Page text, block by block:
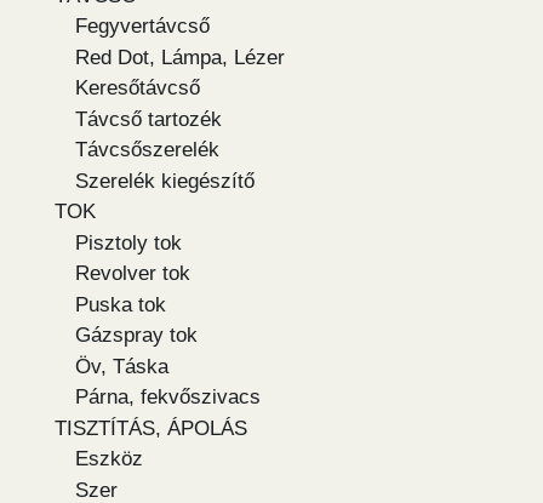
Fegyvertávcső
Red Dot, Lámpa, Lézer
Keresőtávcső
Távcső tartozék
Távcsőszerelék
Szerelék kiegészítő
TOK
Pisztoly tok
Revolver tok
Puska tok
Gázspray tok
Öv, Táska
Párna, fekvőszivacs
TISZTÍTÁS, ÁPOLÁS
Eszköz
Szer